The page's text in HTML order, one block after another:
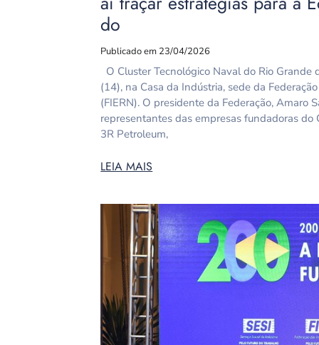
do
Publicado em 23/04/2026
O Cluster Tecnológico Naval do Rio
(14), na Casa da Indústria, sede da
(FIERN). O presidente da Federação, Amaro
representantes das empresas fundadoras
3R Petroleum,
LEIA MAIS